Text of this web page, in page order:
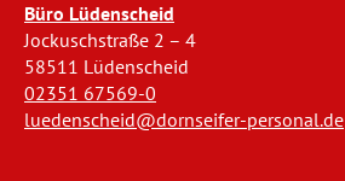
Büro Lüdenscheid
Jockuschstraße 2 – 4
58511 Lüdenscheid
02351 67569-0
luedenscheid@dornseifer-personal.de